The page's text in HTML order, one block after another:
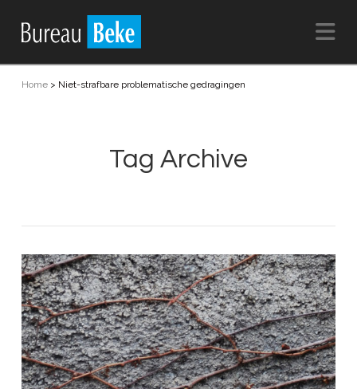
Home> Niet-strafbare problematische gedragingen
Tag Archive